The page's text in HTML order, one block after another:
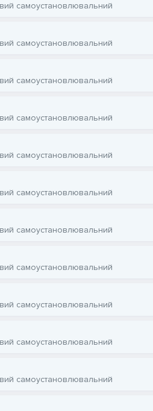
самоустановлювальний
самоустановлювальний
самоустановлювальний
самоустановлювальний
самоустановлювальний
самоустановлювальний
самоустановлювальний
самоустановлювальний
самоустановлювальний
самоустановлювальний
самоустановлювальний